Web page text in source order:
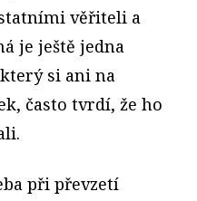
věřiteli a
je ještě jedna
si ani na
často tvrdí, že ho
při převzetí